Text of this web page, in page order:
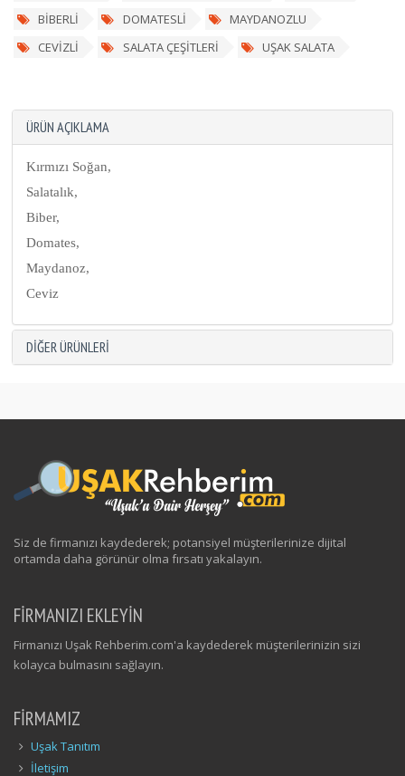
BİBERLİ
DOMATESLİ
MAYDANOZLU
CEVİZLİ
SALATA ÇEŞİTLERİ UŞAK SALATA
ÜRÜN AÇIKLAMA
Kırmızı Soğan,
Salatalık,
Biber,
Domates,
Maydanoz,
Ceviz
DIĞER ÜRÜNLERI
Siz de firmanızı kaydederek; potansiyel müşterilerinize dijital
ortamda daha görünür olma fırsatı yakalayın.
FİRMANIZI EKLEYİN
Firmanızı Uşak Rehberim.com'a kaydederek müşterilerinizin sizi
kolayca bulmasını sağlayın.
FIRMAMIZ
Uşak Tanıtım
İletişim